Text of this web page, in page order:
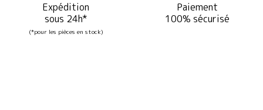
Expédition
sous 24h*
(*pour les pièces en stock)
Paiement
100% sécurisé